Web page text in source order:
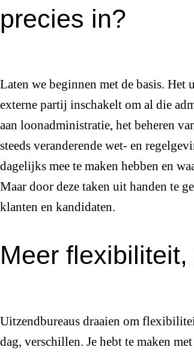
precies in?
Laten we beginnen met de basis. Het
externe partij inschakelt om al die
aan loonadministratie, het beheren
steeds veranderende wet- en
dagelijks mee te maken hebben en
Maar door deze taken uit handen te
klanten en kandidaten.
Meer
Uitzendbureaus draaien om
dag, verschillen. Je hebt te maken